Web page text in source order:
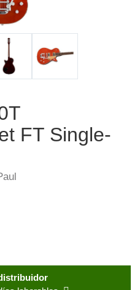
FT Single-